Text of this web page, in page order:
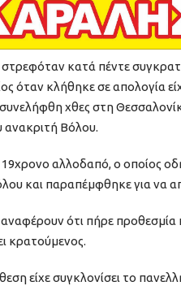
στρεφόταν κατά πέντε
όταν κλήθηκε σε απολογία
χθες στη
Βόλου.
19χρονο αλλοδαπό, ο οποίος
και παραπέμφθηκε για να
ότι πήρε προθεσμία
κρατούμενος.
είχε συγκλονίσει το